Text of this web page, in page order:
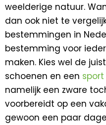
weelderige natuur.
dan ook niet te
bestemmingen in
bestemming voor
maken. Kies wel de
schoenen en een
namelijk een zware
voorbereidt op een
gewoon een paar